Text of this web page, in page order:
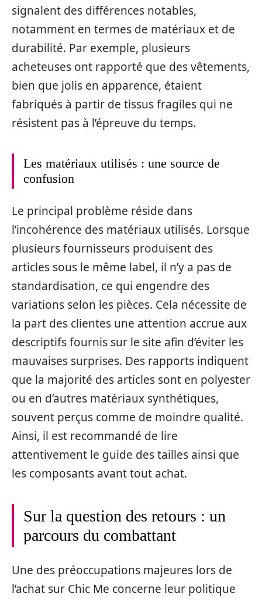
signalent des différences notables,
notamment en termes de matériaux et de
durabilité. Par exemple, plusieurs
acheteuses ont rapporté que des vêtements,
bien que jolis en apparence, étaient
fabriqués à partir de tissus fragiles qui ne
résistent pas à l’épreuve du temps.
Les matériaux utilisés : une source de
confusion
Le principal problème réside dans
l’incohérence des matériaux utilisés. Lorsque
plusieurs fournisseurs produisent des
articles sous le même label, il n’y a pas de
standardisation, ce qui engendre des
variations selon les pièces. Cela nécessite de
la part des clientes une attention accrue aux
descriptifs fournis sur le site afin d’éviter les
mauvaises surprises. Des rapports indiquent
que la majorité des articles sont en polyester
ou en d’autres matériaux synthétiques,
souvent perçus comme de moindre qualité.
Ainsi, il est recommandé de lire
attentivement le guide des tailles ainsi que
les composants avant tout achat.
Sur la question des retours : un
parcours du combattant
Une des préoccupations majeures lors de
l’achat sur Chic Me concerne leur politique